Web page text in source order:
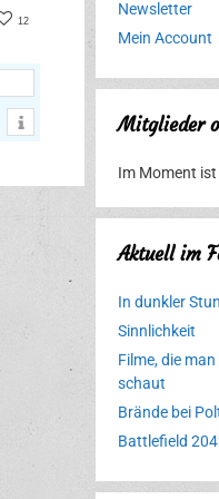
12
Newsletter
Mein Account
Mitglieder
Im Moment
Aktuell im
In dunkler
Sinnlichkeit
Filme, die
schaut
Brände bei
Battlefield